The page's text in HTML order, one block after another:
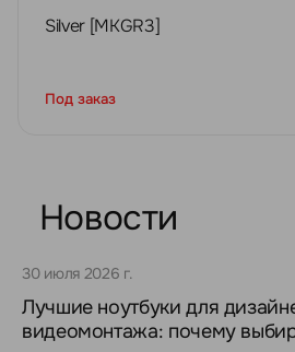
Silver [MKGR3]
Под заказ
Новости
30 июля 2026 г.
Лучшие ноутбуки для
видеомонтажа: почему